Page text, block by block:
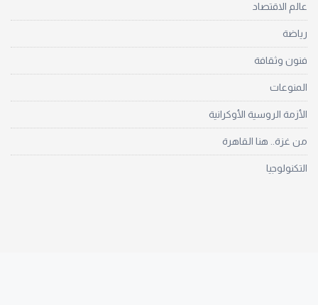
عالم الاقتصاد
رياضة
فنون وثقافة
المنوعات
الأزمة الروسية الأوكرانية
من غزة.. هنا القاهرة
التكنولوجيا